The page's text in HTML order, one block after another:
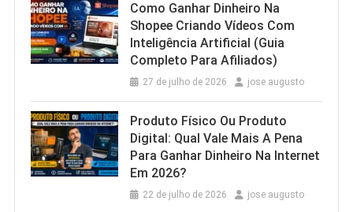
Como Ganhar Dinheiro Na
Shopee Criando Vídeos Com
Inteligência Artificial (Guia
Completo Para Afiliados)
27 de julho de 2026 jose augusto
Produto Físico Ou Produto
Digital: Qual Vale Mais A Pena
Para Ganhar Dinheiro Na Internet
Em 2026?
22 de julho de 2026 jose augusto